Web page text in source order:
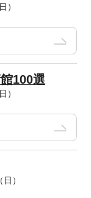
）
100選
）
）